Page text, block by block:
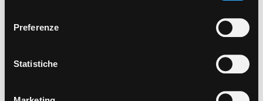
sul pulsante “Accetta tutti i cookie”. Cliccando sul tasto
unicamente i cookie necessari alla navigazione. Per
funzionamento, puoi prendere visione dell’informativa
cliccando qui.
Preferenze
Statistiche
404